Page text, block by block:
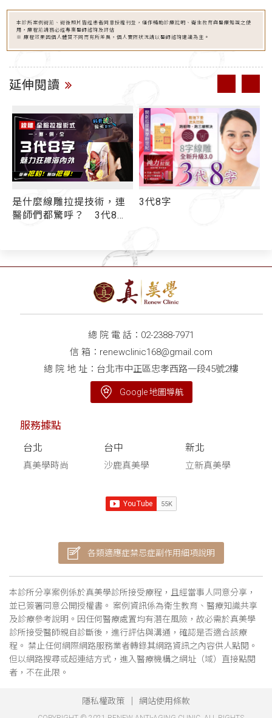
本診所案例術前、術後照片皆經患者同意授權刊登，僅作輔助診療說明、衛生教育與醫療知識之使
用，療程前請務必經專業醫師諮詢及評估
※ 療程效果因個人體質不同而有所差異，個人實際狀況請以醫師諮詢建議為主。
延伸閱讀
是什麼線雕拉提技術，連
醫師們都驚呼？ 3代8字
3代8字
總 院 電 話： 02-2388-7971
信 箱： renewclinic168@gmail.com
總 院 地 址：台北市中正區忠孝西路一段45號2樓
Google 地圖導航
服務據點
台北
真美學時尚
台中
沙鹿真美學
新北
立新真美學
各類適應症禁忌症副作用細項說明
本診所分享案例係於真美學診所接受療程，且經當事人同意分享，
並已簽署同意公開授權書。 案例資訊係為衛生教育、醫療知識共享
及診療參考說明。因任何醫療處置均有潛在風險，故必需於真美學
診所接受醫師親自診斷後，進行評估與溝通，確認是否適合該療
程。 禁止任何網際網路服務業者轉錄其網路資訊之內容供人點閱。
但以網路搜尋或超連結方式，進入醫療機構之網址（域）直接點閱
者，不在此限。
隱私權政策 網站使用條款